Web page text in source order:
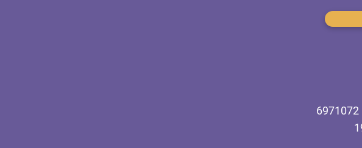
6971072